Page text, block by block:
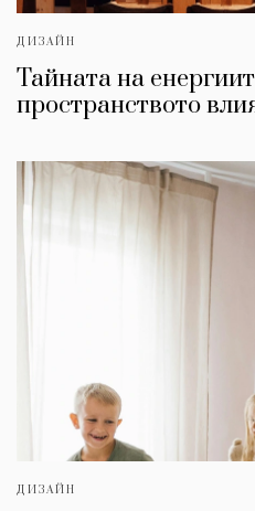
ДИЗАЙН
Тайната на
пространството
ДИЗАЙН